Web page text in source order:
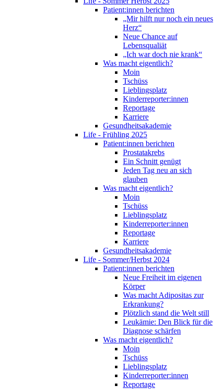
Patient:innen berichten
„Mir hilft nur noch ein neues
Herz“
Neue Chance auf
Lebensqualiät
„Ich war doch nie krank“
Was macht eigentlich?
Moin
Tschüss
Lieblingsplatz
Kinderreporter:innen
Reportage
Karriere
Gesundheitsakademie
Life - Frühling 2025
Patient:innen berichten
Prostatakrebs
Ein Schnitt genügt
Jeden Tag neu an sich
glauben
Was macht eigentlich?
Moin
Tschüss
Lieblingsplatz
Kinderreporter:innen
Reportage
Karriere
Gesundheitsakademie
Life - Sommer/Herbst 2024
Patient:innen berichten
Neue Freiheit im eigenen
Körper
Was macht Adipositas zur
Erkrankung?
Plötzlich stand die Welt still
Leukämie: Den Blick für die
Diagnose schärfen
Was macht eigentlich?
Moin
Tschüss
Lieblingsplatz
Kinderreporter:innen
Reportage